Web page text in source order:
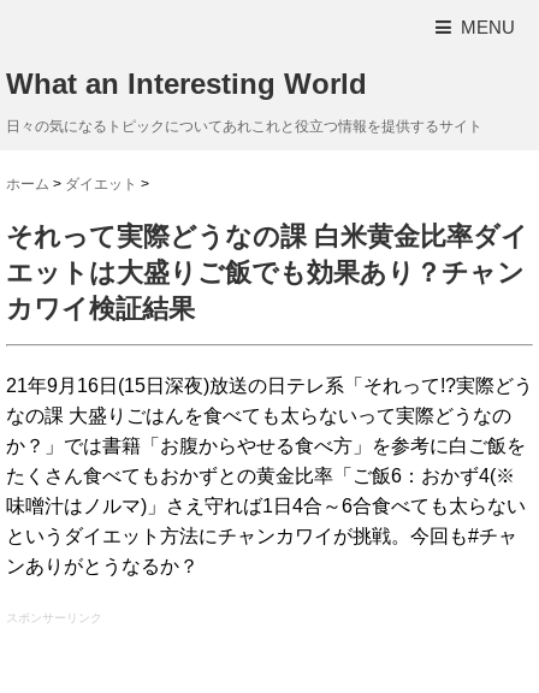
MENU
What an Interesting World
日々の気になるトピックについてあれこれと役立つ情報を提供するサイト
ホーム > ダイエット >
それって実際どうなの課 白米黄金比率ダイ
エットは大盛りご飯でも効果あり？チャン
カワイ検証結果
21年9月16日(15日深夜)放送の日テレ系「それって!?実際どう
なの課 大盛りごはんを食べても太らないって実際どうなの
か？」では書籍「お腹からやせる食べ方」を参考に白ご飯を
たくさん食べてもおかずとの黄金比率「ご飯6：おかず4(※
味噌汁はノルマ)」さえ守れば1日4合～6合食べても太らない
というダイエット方法にチャンカワイが挑戦。今回も#チャ
ンありがとうなるか？
スポンサーリンク